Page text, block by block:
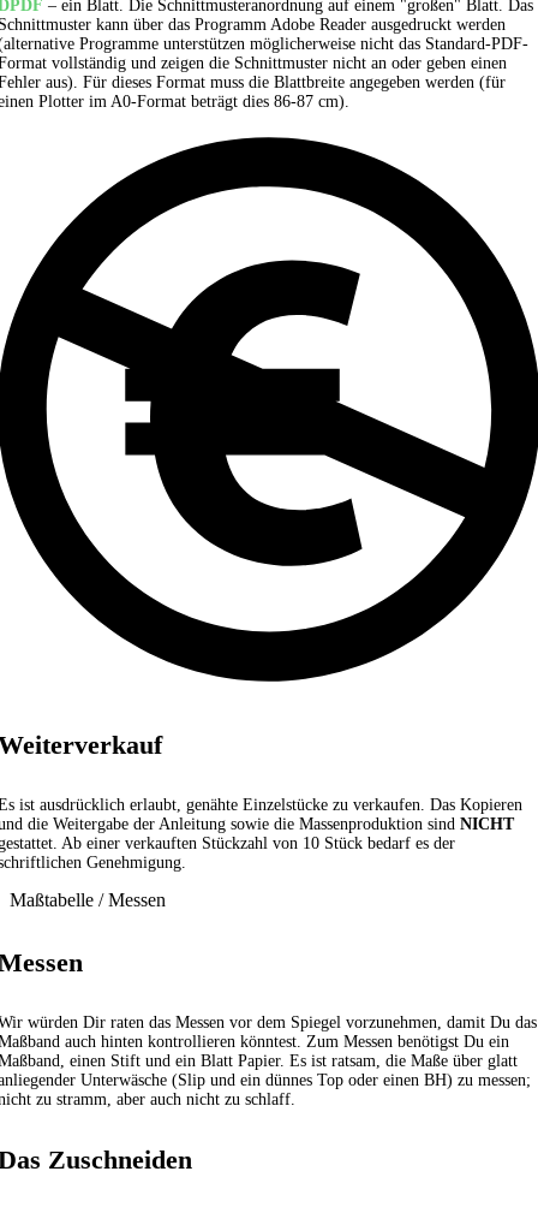
– ein Blatt. Die Schnittmusteranordnung auf einem "großen" Blatt. Das
kann über das Programm Adobe Reader ausgedruckt werden
Programme unterstützen möglicherweise nicht das Standard-PDF-
vollständig und zeigen die Schnittmuster nicht an oder geben einen
aus). Für dieses Format muss die Blattbreite angegeben werden (für
Plotter im A0-Format beträgt dies 86-87 cm).
ist ausdrücklich erlaubt, genähte Einzelstücke zu verkaufen. Das Kopieren
die Weitergabe der Anleitung sowie die Massenproduktion sind NICHT
Ab einer verkauften Stückzahl von 10 Stück bedarf es der
Genehmigung.
Maßtabelle / Messen
würden Dir raten das Messen vor dem Spiegel vorzunehmen, damit Du das
auch hinten kontrollieren könntest. Zum Messen benötigst Du ein
einen Stift und ein Blatt Papier. Es ist ratsam, die Maße über glatt
Unterwäsche (Slip und ein dünnes Top oder einen BH) zu messen;
zu stramm, aber auch nicht zu schlaff.
Zuschneiden